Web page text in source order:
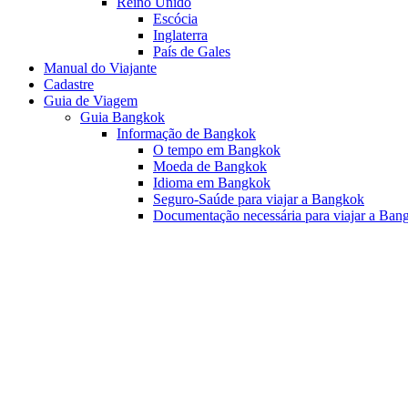
Escócia
Inglaterra
País de Gales
Manual do Viajante
Cadastre
Guia de Viagem
Guia Bangkok
Informação de Bangkok
O tempo em Bangkok
Moeda de Bangkok
Idioma em Bangkok
Seguro-Saúde para viajar a Bangkok
Documentação necessária para viajar a